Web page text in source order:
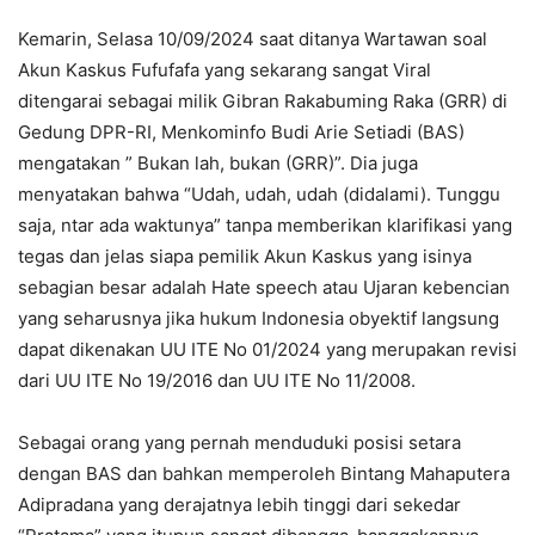
Kemarin, Selasa 10/09/2024 saat ditanya Wartawan soal
Akun Kaskus Fufufafa yang sekarang sangat Viral
ditengarai sebagai milik Gibran Rakabuming Raka (GRR) di
Gedung DPR-RI, Menkominfo Budi Arie Setiadi (BAS)
mengatakan ” Bukan lah, bukan (GRR)”. Dia juga
menyatakan bahwa “Udah, udah, udah (didalami). Tunggu
saja, ntar ada waktunya” tanpa memberikan klarifikasi yang
tegas dan jelas siapa pemilik Akun Kaskus yang isinya
sebagian besar adalah Hate speech atau Ujaran kebencian
yang seharusnya jika hukum Indonesia obyektif langsung
dapat dikenakan UU ITE No 01/2024 yang merupakan revisi
dari UU ITE No 19/2016 dan UU ITE No 11/2008.
Sebagai orang yang pernah menduduki posisi setara
dengan BAS dan bahkan memperoleh Bintang Mahaputera
Adipradana yang derajatnya lebih tinggi dari sekedar